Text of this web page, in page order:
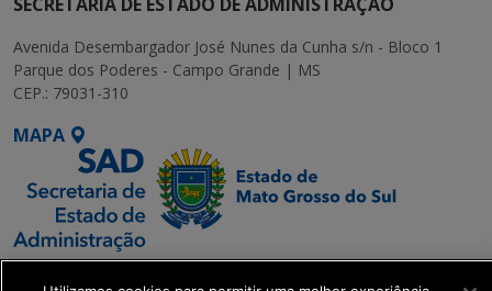
Avenida Desembargador José Nunes da Cunha s/n - Bloco 1
Parque dos Poderes - Campo Grande | MS
CEP.: 79031-310
MAPA